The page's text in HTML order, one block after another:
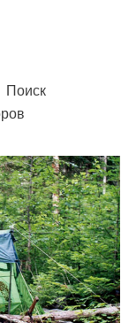
Поиск